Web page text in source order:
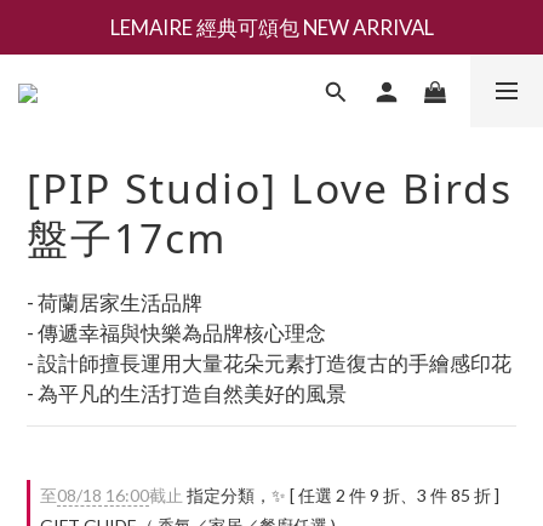
新會員募集現領抵用千元購物金
香氛 / 家居 / 餐廚 [ 全館折上兩件9折，三件享85折 】
新會員募集現領抵用千元購物金
[PIP Studio] Love Birds
盤子17cm
- 荷蘭居家生活品牌
- 傳遞幸福與快樂為品牌核心理念
- 設計師擅長運用大量花朵元素打造復古的手繪感印花
- 為平凡的生活打造自然美好的風景
至08/18 16:00截止 指定分類，✨ [ 任選 2 件 9 折、3 件 85 折 ]